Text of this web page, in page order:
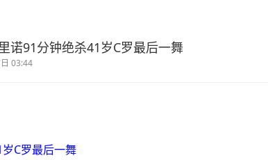
诺91分钟绝杀41岁C罗最后一舞
03:44
C罗最后一舞